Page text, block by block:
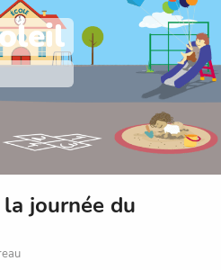
journée du